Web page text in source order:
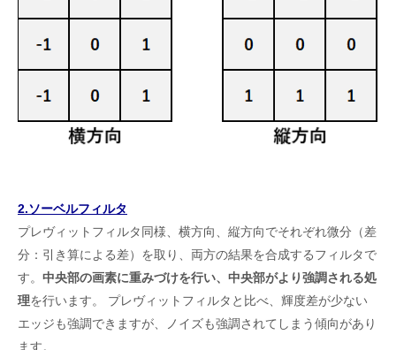
2.ソーベルフィルタ
プレヴィットフィルタ同様、横方向、縦方向でそれぞれ微分（差
分：引き算による差）を取り、両方の結果を合成するフィルタで
す。 中央部の画素に重みづけを行い、中央部がより強調される処
理を行います。 プレヴィットフィルタと比べ、輝度差が少ない
エッジも強調できますが、ノイズも強調されてしまう傾向があり
ます。